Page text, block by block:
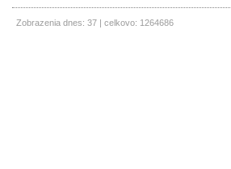
Zobrazenia dnes: 37 | celkovo: 1264686